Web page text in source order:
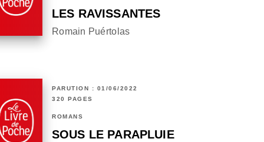
LES RAVISSANTES
Romain Puértolas
PARUTION : 01/06/2022
320 PAGES
ROMANS
SOUS LE PARAPLUIE